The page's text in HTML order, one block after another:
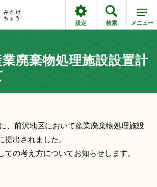
設定 検索 メニュー
廃棄物処理施設設置計
、前沢地区において産業廃棄物処理施設
提出されました。
ての考え方についてお知らせします。